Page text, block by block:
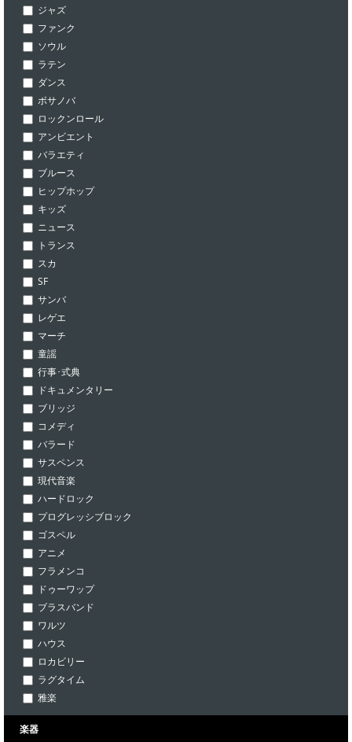
ジャズ
ファンク
ソウル
ラテン
ダンス
ボサノバ
ロックンロール
アンビエント
バラエティ
ブルース
ヒップホップ
キッズ
ニュース
トランス
スカ
SF
サンバ
レゲエ
マーチ
童謡
行事･式典
ドキュメンタリー
ブリッジ
コメディ
バラード
サスペンス
現代音楽
ハードロック
プログレッシブロック
ゴスペル
アニメ
フラメンコ
ドゥーワップ
ブラスバンド
ワルツ
ハウス
ロカビリー
ラグタイム
雅楽
楽器